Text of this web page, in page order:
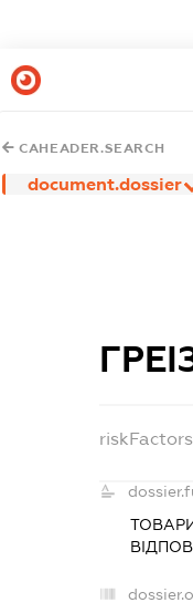
CAHEADER.SEARCH
document.dossier